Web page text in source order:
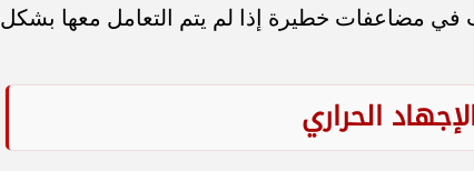
مضاعفات خطيرة إذا لم يتم التعامل معها بشكل
الحراري